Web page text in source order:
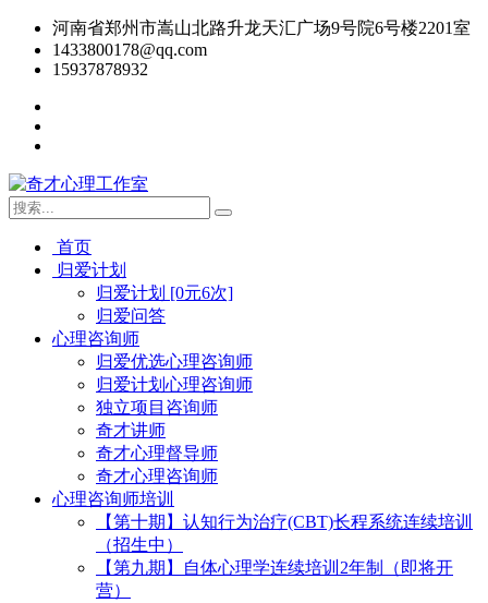
河南省郑州市嵩山北路升龙天汇广场9号院6号楼2201室
1433800178@qq.com
15937878932
首页
归爱计划
归爱计划 [0元6次]
归爱问答
心理咨询师
归爱优选心理咨询师
归爱计划心理咨询师
独立项目咨询师
奇才讲师
奇才心理督导师
奇才心理咨询师
心理咨询师培训
【第十期】认知行为治疗(CBT)长程系统连续培训
（招生中）
【第九期】自体心理学连续培训2年制（即将开
营）